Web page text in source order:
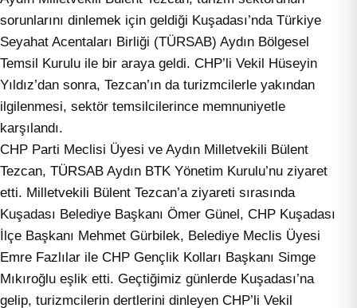
sorunlarını dinlemek için geldiği Kuşadası’nda Türkiye
Seyahat Acentaları Birliği (TÜRSAB) Aydın Bölgesel
Temsil Kurulu ile bir araya geldi. CHP’li Vekil Hüseyin
Yıldız’dan sonra, Tezcan’ın da turizmcilerle yakından
ilgilenmesi, sektör temsilcilerince memnuniyetle
karşılandı.
CHP Parti Meclisi Üyesi ve Aydın Milletvekili Bülent
Tezcan, TÜRSAB Aydın BTK Yönetim Kurulu’nu ziyaret
etti. Milletvekili Bülent Tezcan’a ziyareti sırasında
Kuşadası Belediye Başkanı Ömer Günel, CHP Kuşadası
İlçe Başkanı Mehmet Gürbilek, Belediye Meclis Üyesi
Emre Fazlılar ile CHP Gençlik Kolları Başkanı Simge
Mıkıroğlu eşlik etti. Geçtiğimiz günlerde Kuşadası’na
gelip, turizmcilerin dertlerini dinleyen CHP’li Vekil